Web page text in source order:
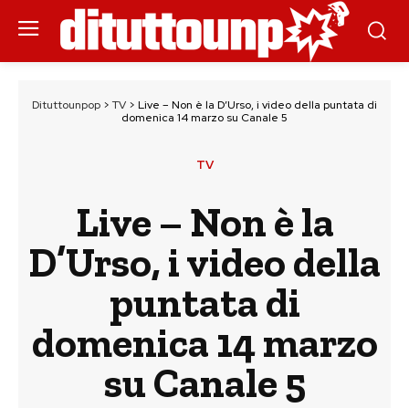
Dituttounpop > TV > Live – Non è la D’Urso, i video della puntata di
domenica 14 marzo su Canale 5
TV
Live – Non è la
D’Urso, i video della
puntata di
domenica 14 marzo
su Canale 5